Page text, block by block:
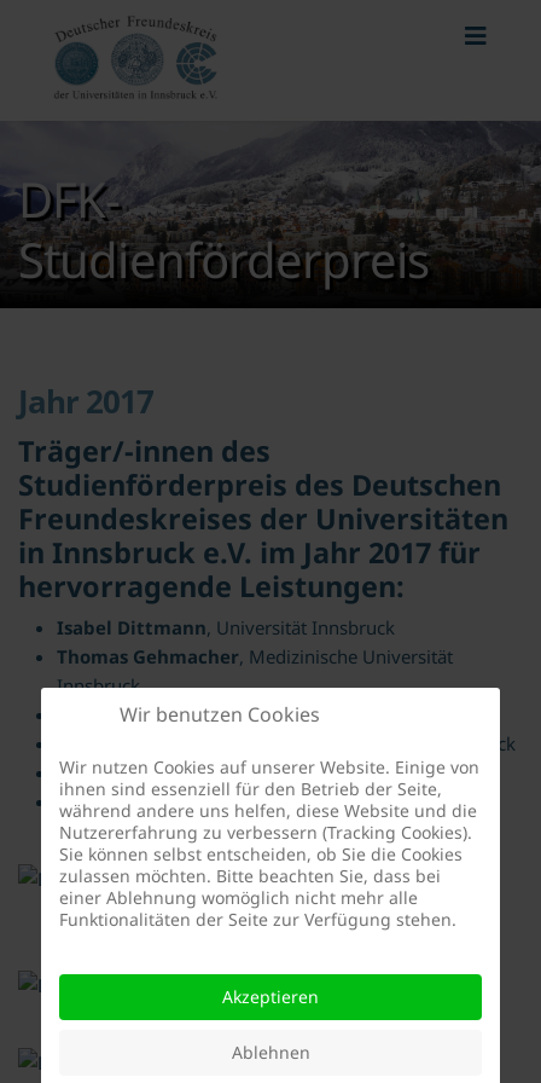
DFK-
Studienförderpreis
Jahr 2017
Träger/-innen des
Studienförderpreis des Deutschen
Freundeskreises der Universitäten
in Innsbruck e.V. im Jahr 2017 für
hervorragende Leistungen:
Isabel Dittmann, Universität Innsbruck
Thomas Gehmacher, Medizinische Universität
Innsbruck
Lukas Krane, MCI Management Center Innsbruck
, MCI Management Center Innsbruck
Nadja Neuner-Schatz , Universität Innsbruck
Matthias Pirs, MCI Management Center Innsbruck
Wir benutzen Cookies
Wir nutzen Cookies auf unserer Website. Einige von
ihnen sind essenziell für den Betrieb der Seite,
während andere uns helfen, diese Website und die
Nutzererfahrung zu verbessern (Tracking Cookies).
Sie können selbst entscheiden, ob Sie die Cookies
zulassen möchten. Bitte beachten Sie, dass bei
einer Ablehnung womöglich nicht mehr alle
Funktionalitäten der Seite zur Verfügung stehen.
Akzeptieren
Ablehnen